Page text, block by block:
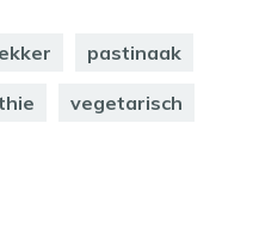
pastinaak
vegetarisch